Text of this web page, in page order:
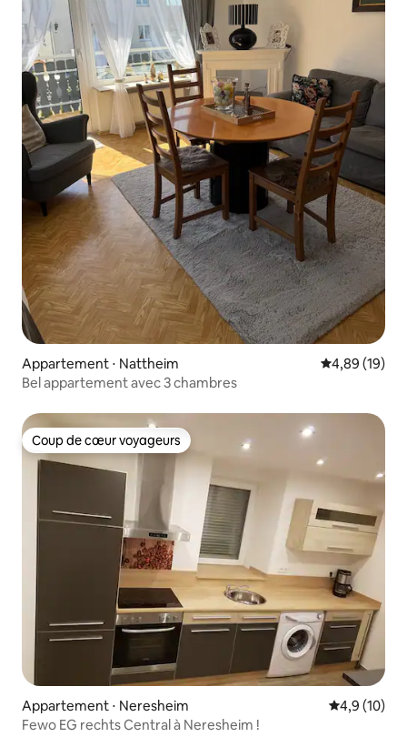
Appartement ⋅ Nattheim Évaluation
4,89 (19)
Bel appartement avec 3 chambres
Coup de cœur voyageurs
Coup de cœur voyageurs
Appartement ⋅ Neresheim Évaluation
4,9 (10)
Fewo EG rechts Central à Neresheim !